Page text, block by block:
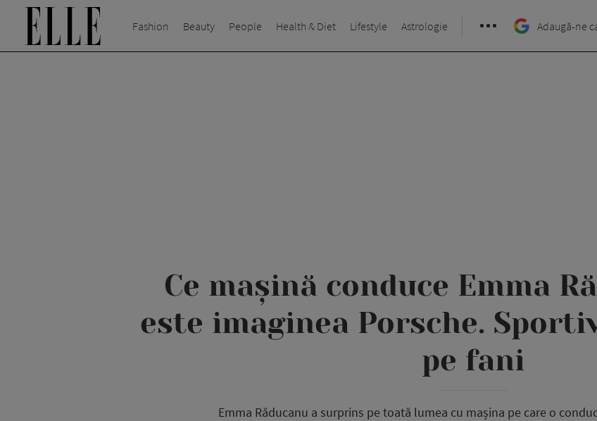
Fashion Beauty People Health & Diet Lifestyle Astrologie Adaugă-ne
Ce mașină conduce Emma
este imaginea Porsche.
pe fani
Emma Răducanu a surprins pe toată lumea cu mașina pe care o